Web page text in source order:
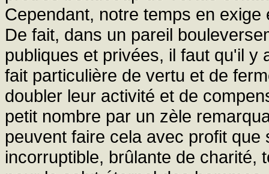
Cependant, notre temps en
De fait, dans un pareil
publiques et privées, il faut qu'il
fait particulière de vertu et de
doubler leur activité et de
petit nombre par un zèle
peuvent faire cela avec profit
incorruptible, brûlante de charité,